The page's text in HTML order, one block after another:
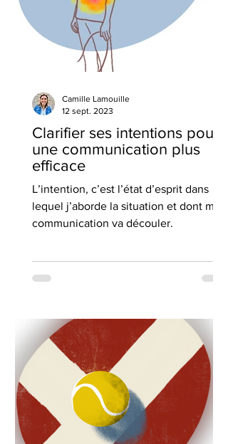
Clarifier ses intentions pour
une communication plus
efficace
L’intention, c’est l’état d’esprit dans
lequel j’aborde la situation et dont ma
communication va découler.
Camille Lamouille
12 sept. 2023